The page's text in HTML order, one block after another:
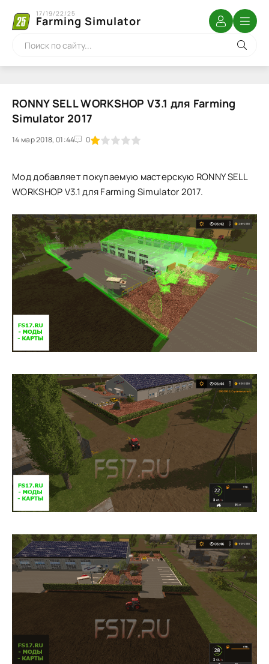
Farming Simulator
17/19/22/25
RONNY SELL WORKSHOP V3.1 для Farming
Simulator 2017
14 мар 2018, 01:44 0
1 2 3 4 5
Мод добавляет покупаемую мастерскую RONNY SELL
WORKSHOP V3.1 для Farming Simulator 2017.